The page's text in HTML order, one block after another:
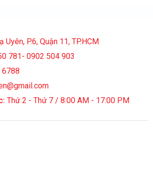
Uyên, P.6, Quận 11, TP.HCM
781- 0902 504 903
Thứ 2 - Thứ 7 / 8:00 AM - 17:00 PM